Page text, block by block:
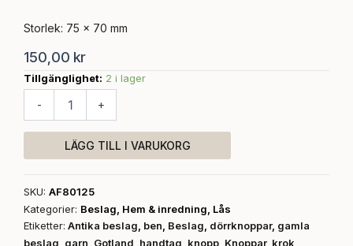
Storlek: 75 x 70 mm
150,00 kr
Tillgänglighet: 2 i lager
-
Beslag,
+
LÄGG TILL I VARUKORG
SKU: AF80125
Kategorier: Beslag Hem & inredning Lås
Etiketter: Antika beslag ben Beslag dörrknoppar, gamla
beslag garn Gotland handtag knopp Knoppar, krok